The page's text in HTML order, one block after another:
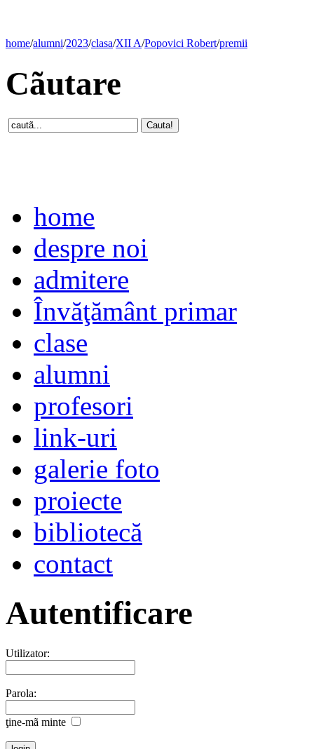
home/alumni/2023/clasa/XII A/Popovici Robert/premii
Cãutare
home
despre noi
admitere
Învăţământ primar
clase
alumni
profesori
link-uri
galerie foto
proiecte
bibliotecă
contact
Autentificare
Utilizator:
Parola:
ţine-mã minte